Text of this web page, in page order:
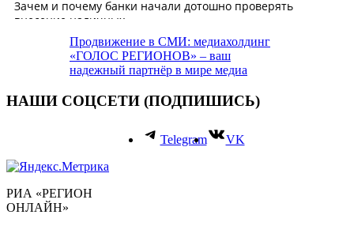
Продвижение в СМИ: медиахолдинг
«ГОЛОС РЕГИОНОВ» – ваш
надежный партнёр в мире медиа
НАШИ СОЦСЕТИ (ПОДПИШИСЬ)
Telegram VK
РИА «РЕГИОН
ОНЛАЙН»